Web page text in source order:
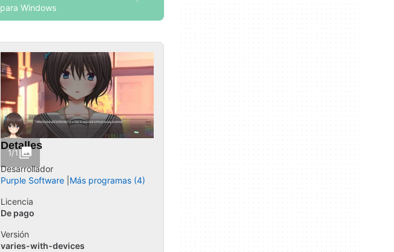
para Windows
1/1
Detalles
Desarrollador
Purple Software Más programas (4)
Licencia
De pago
Versión
varies-with-devices